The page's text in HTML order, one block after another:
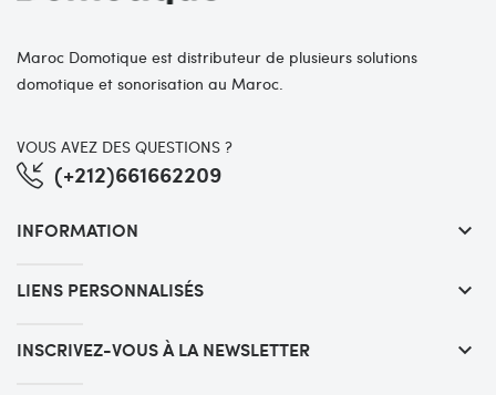
Maroc Domotique est distributeur de plusieurs solutions
domotique et sonorisation au Maroc.
VOUS AVEZ DES QUESTIONS ?
(+212)661662209
INFORMATION keyboard_arrow_down
LIENS PERSONNALISÉS keyboard_arrow_down
INSCRIVEZ-VOUS À LA NEWSLETTER keyboard_arrow_down